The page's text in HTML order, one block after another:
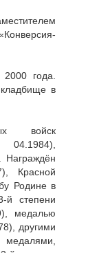
года.
в
войск
04.1984),
Награждён
Красной
Родине в
й степени
медалью
другими